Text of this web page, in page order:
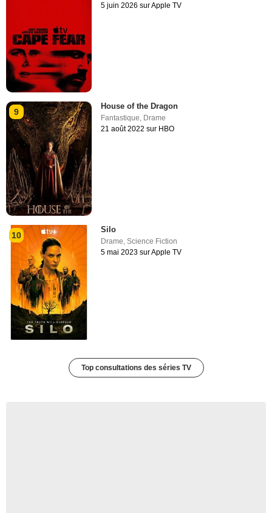
5 juin 2026 sur Apple TV
9
House of the Dragon
Fantastique, Drame
21 août 2022 sur HBO
10
Silo
Drame,Science Fiction
5 mai 2023 sur Apple TV
Top consultations des séries TV